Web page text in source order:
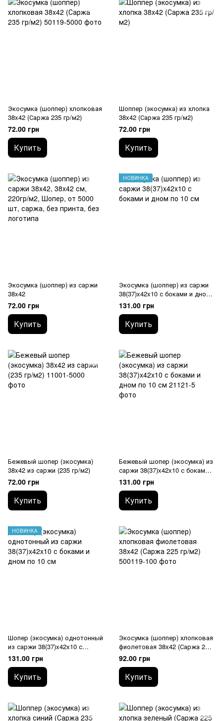
Экосумка (шоппер) хлопковая
38x42 (Саржа 235 гр/м2)
72.00 грн
Купить
Шоппер (экосумка) из хлопка
38x42 (Саржа 235 гр/м2)
72.00 грн
Купить
Экосумка (шоппер) из саржи
38x42
72.00 грн
Купить
НОВИНКА
Экосумка (шоппер) из саржи
38(37)x42x10 с боками и дном
по 10 см
131.00 грн
Купить
Бежевый шопер (экосумка)
38x42 из саржи (235 гр/м2)
72.00 грн
Купить
Бежевый шопер (экосумка) из
саржи 38(37)x42x10 с боками и
дном по 10 см
131.00 грн
Купить
НОВИНКА
Шопер (экосумка) однотонный
из саржи 38(37)x42x10 с
боками и дном по 10 см
131.00 грн
Купить
Экосумка (шоппер) хлопковая
фиолетовая 38x42 (Саржа 225
гр/м2)
92.00 грн
Купить